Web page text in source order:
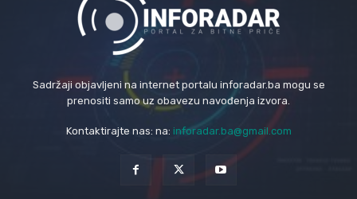
Sadržaji objavljeni na internet portalu inforadar.ba mogu se
prenositi samo uz obavezu navođenja izvora.
Kontaktirajte nas: na: inforadar.ba@gmail.com